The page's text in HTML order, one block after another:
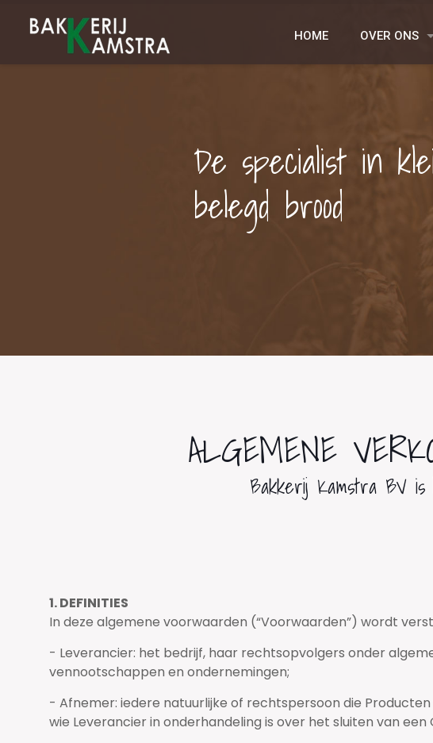
HOME OVER ONS
De specialist in
belegd brood
ALGEMENE
Bakkerij Kamstra BV is
1. DEFINITIES
In deze algemene voorwaarden (“Voorwaarden”) wordt
- Leverancier: het bedrijf, haar rechtsopvolgers onder
vennootschappen en ondernemingen;
- Afnemer: iedere natuurlijke of rechtspersoon die
wie Leverancier in onderhandeling is over het sluiten van een